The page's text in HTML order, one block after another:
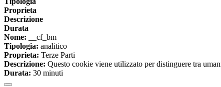
Proprieta
Descrizione
Durata
Nome: __cf_bm
Tipologia: analitico
Proprieta: Terze Parti
Descrizione: Questo cookie viene utilizzato per distinguere tra
Durata: 30 minuti